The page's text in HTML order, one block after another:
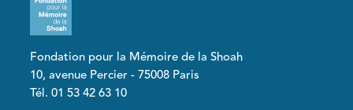
Fondation pour la Mémoire de la Shoah
10, avenue Percier - 75008 Paris
Tél. 01 53 42 63 10